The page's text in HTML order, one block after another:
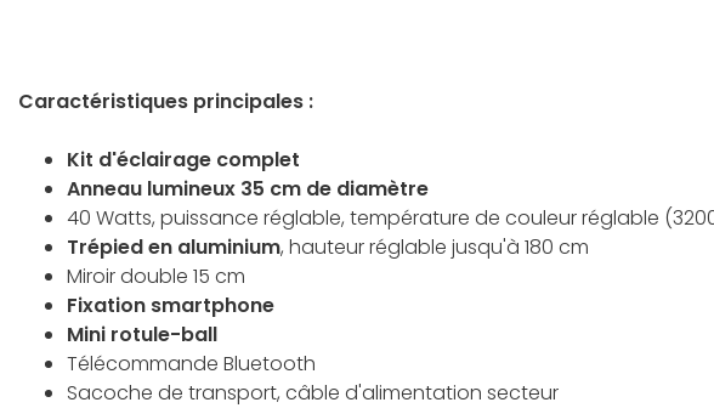
Caractéristiques principales :
Kit d'éclairage complet
Anneau lumineux 35 cm de diamètre
40 Watts, puissance réglable, température de couleur réglable
Trépied en aluminium, hauteur réglable jusqu'à 180 cm
Miroir double 15 cm
Fixation smartphone
Mini rotule-ball
Télécommande Bluetooth
Sacoche de transport, câble d'alimentation secteur